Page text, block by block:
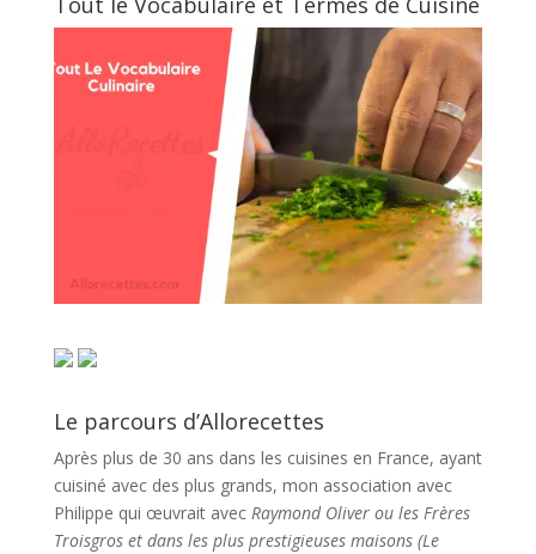
Le parcours d’Allorecettes
Après plus de 30 ans dans les cuisines en France, ayant
cuisiné avec des plus grands, mon association avec
Philippe qui œuvrait avec Raymond Oliver ou les Frères
Troisgros et dans les plus prestigieuses maisons (Le